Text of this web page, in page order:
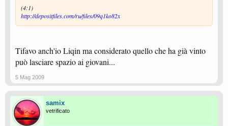
(4:1)
http://depositfiles.com/ru/files/09q1ko82x
Tifavo anch'io Liqin ma considerato quello che ha già vinto
può lasciare spazio ai giovani...
5 Mag 2009
samix
vetrificato